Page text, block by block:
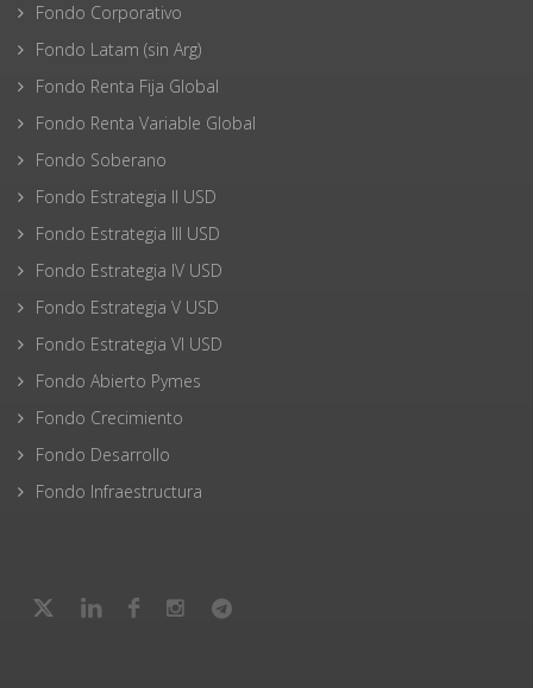
Fondo Corporativo
Fondo Latam (sin Arg)
Fondo Renta Fija Global
Fondo Renta Variable Global
Fondo Soberano
Fondo Estrategia II USD
Fondo Estrategia III USD
Fondo Estrategia IV USD
Fondo Estrategia V USD
Fondo Estrategia VI USD
Fondo Abierto Pymes
Fondo Crecimiento
Fondo Desarrollo
Fondo Infraestructura